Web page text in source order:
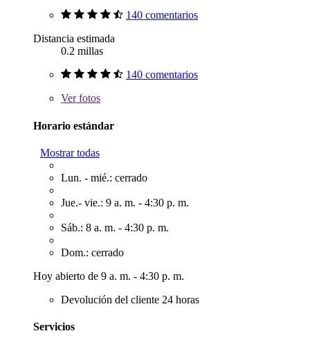
140 comentarios
Distancia estimada
0.2 millas
140 comentarios
Verfotos
Horario estándar
Mostrar todas
Lun. - mié.: cerrado
Jue.- vie.: 9 a. m. - 4:30 p. m.
Sáb.: 8 a. m. - 4:30 p. m.
Dom.: cerrado
Hoy abierto de 9 a. m. - 4:30 p. m.
Devolución del cliente 24 horas
Servicios